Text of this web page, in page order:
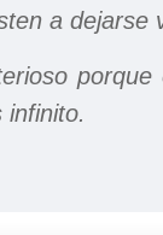
a dejarse
infinito.